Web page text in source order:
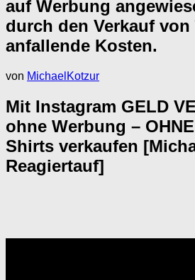
auf Werbung
durch den Verkauf
anfallende Kosten.
von MichaelKotzur
Mit Instagram GELD
ohne Werbung –
Shirts verkaufen
Reagiertauf]